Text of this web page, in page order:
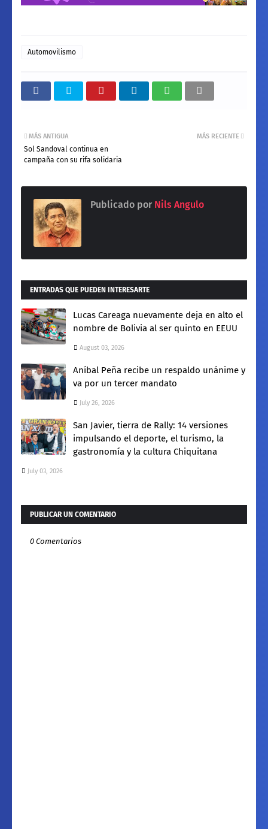
Automovilismo
MÁS RECIENTE
MÁS ANTIGUA
Sol Sandoval continua en
campaña con su rifa solidaria
Publicado por Nils Angulo
ENTRADAS QUE PUEDEN INTERESARTE
Lucas Careaga nuevamente deja en alto el
nombre de Bolivia al ser quinto en EEUU
August 03, 2026
Aníbal Peña recibe un respaldo unánime y
va por un tercer mandato
July 26, 2026
San Javier, tierra de Rally: 14 versiones
impulsando el deporte, el turismo, la
gastronomía y la cultura Chiquitana
July 03, 2026
PUBLICAR UN COMENTARIO
0 Comentarios